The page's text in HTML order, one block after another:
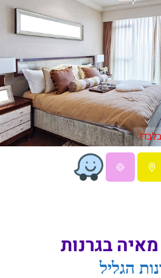
בגרנות
הגליל